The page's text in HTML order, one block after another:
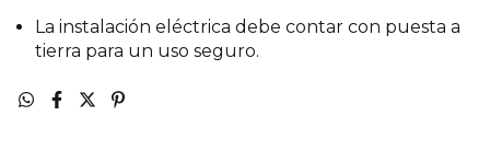
La instalación eléctrica debe contar con puesta a
tierra para un uso seguro.